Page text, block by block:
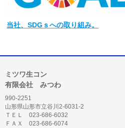
当社、SDGｓへの取り組み。
ミツワ生コン
有限会社 みつわ
990-2251
山形県山形市立谷川2-6031-2
ＴＥＬ 023-686-6032
ＦＡＸ 023-686-6074